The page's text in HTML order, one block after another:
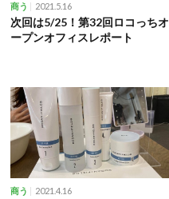
商う 2021.5.16
次回は5/25！第32回ロコっちオ
ープンオフィスレポート
商う 2021.4.16